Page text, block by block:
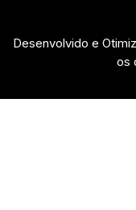
Desenvolvido e
os